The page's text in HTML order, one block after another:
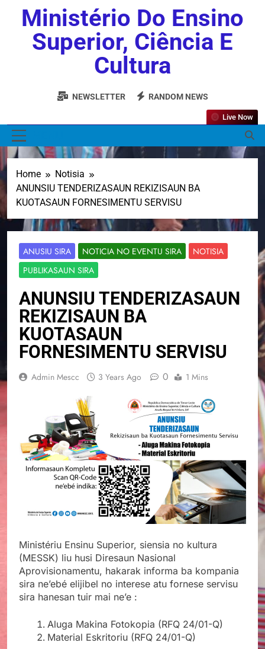
Ministério Do Ensino
Superior, Ciência E
Cultura
NEWSLETTER RANDOM NEWS
Live Now
Home
Notisia
ANUNSIU TENDERIZASAUN REKIZISAUN BA
KUOTASAUN FORNESIMENTU SERVISU
ANUSIU SIRA NOTICIA NO EVENTU SIRA
NOTISIA
PUBLIKASAUN SIRA
ANUNSIU TENDERIZASAUN
REKIZISAUN BA
KUOTASAUN
FORNESIMENTU SERVISU
Admin Mescc 3 Years Ago 0 1 Mins
Ministériu Ensinu Superior, siensia no kultura
(MESSK) liu husi Diresaun Nasional
Aprovisionamentu, hakarak informa ba kompania
sira ne’ebé elijibel no interese atu fornese servisu
sira hanesan tuir mai ne’e :
Aluga Makina Fotokopia (RFQ 24/01-Q)
Material Eskritoriu (RFQ 24/01-Q)